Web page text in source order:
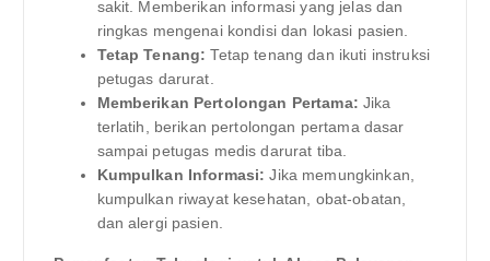
sakit. Memberikan informasi yang jelas dan
ringkas mengenai kondisi dan lokasi pasien.
Tetap Tenang: Tetap tenang dan ikuti instruksi
petugas darurat.
Memberikan Pertolongan Pertama: Jika
terlatih, berikan pertolongan pertama dasar
sampai petugas medis darurat tiba.
Kumpulkan Informasi: Jika memungkinkan,
kumpulkan riwayat kesehatan, obat-obatan,
dan alergi pasien.